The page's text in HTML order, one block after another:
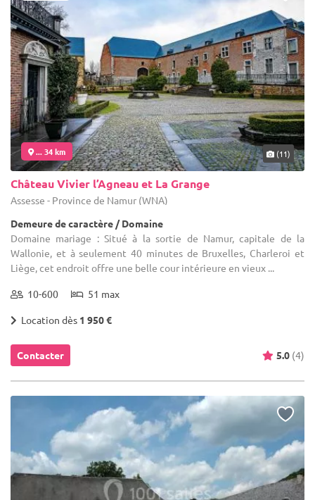
... 34 km (11)
Château Vivier l’Agneau et La Grange
Assesse - Province de Namur (WNA)
Demeure de caractère / Domaine
Domaine mariage : Situé à la sortie de Namur, capitale de la
Wallonie, et à seulement 40 minutes de Bruxelles, Charleroi et
Liège, cet endroit offre une belle cour intérieure en vieux ...
10-600 51 max
Location dès 1 950 €
Contacter 5.0 (4)